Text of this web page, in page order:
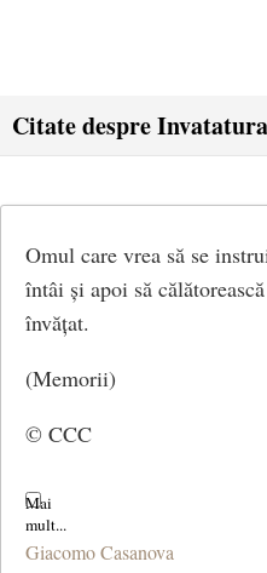
Citate despre Invatatura
Omul care vrea să se
întâi și apoi să
învățat.
(Memorii)
© CCC
Giacomo Casanova